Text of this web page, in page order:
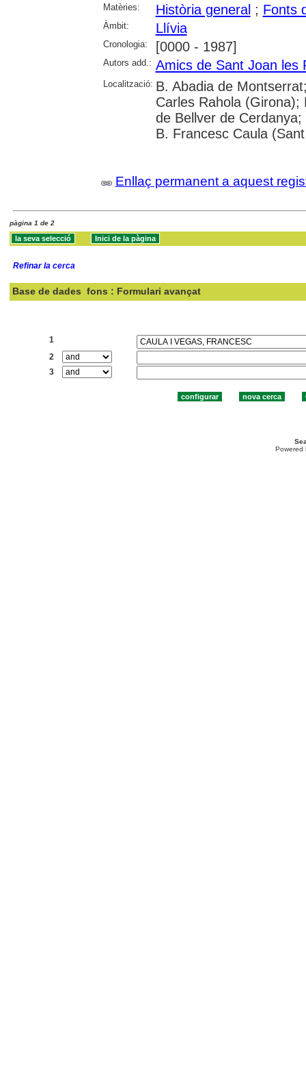
Matèries: Història general ; Fonts
Àmbit: Llívia
Cronologia: [0000 - 1987]
Autors add.: Amics de Sant Joan les
Localització: B. Abadia de
Carles Rahola
de Bellver de
B. Francesc Caula
Enllaç permanent a aquest
pàgina 1 de 2
Refinar la cerca
Base de dades fons : Formulari avançat
1
2
3